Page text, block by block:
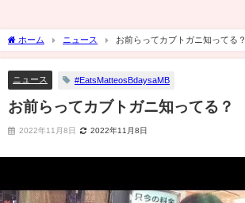
ホーム ニュース お前らってカブトガニ知ってる？
ニュース #EatsMatteosBdaysaMB
お前らってカブトガニ知ってる？
2022年11月8日 2022年11月8日